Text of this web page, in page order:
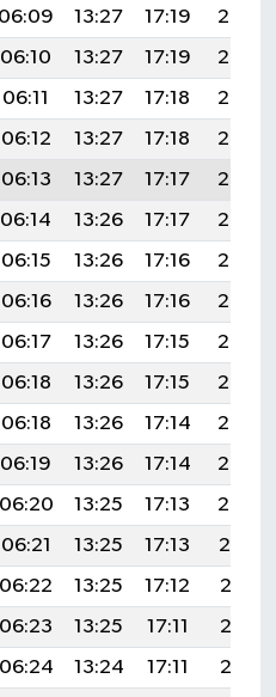
06:09 13:27 17:19
20:35
06:10 13:27 17:19
20:34
06:11 13:27 17:18
20:33
06:12 13:27 17:18
20:32
06:13 13:27 17:17
20:30
06:14 13:26 17:17
20:29
06:15 13:26 17:16
20:28
06:16 13:26 17:16
20:27
06:17 13:26 17:15
20:26
06:18 13:26 17:15
20:24
06:18 13:26 17:14
20:23
06:19 13:26 17:14
20:22
06:20 13:25 17:13
20:20
06:21 13:25 17:13
20:19
06:22 13:25 17:12
20:18
06:23 13:25 17:11
20:16
06:24 13:24 17:11
20:15